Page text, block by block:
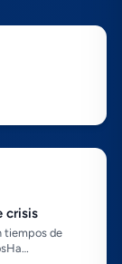
crisis
tiempos de